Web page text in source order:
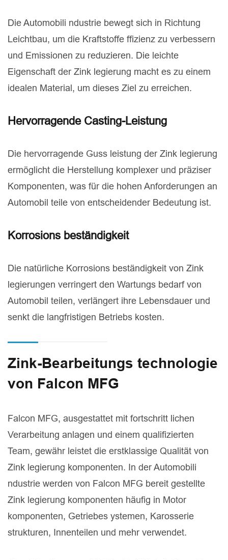
Die Automobili ndustrie bewegt sich in Richtung
Leichtbau, um die Kraftstoffe ffizienz zu verbessern
und Emissionen zu reduzieren. Die leichte
Eigenschaft der Zink legierung macht es zu einem
idealen Material, um dieses Ziel zu erreichen.
Hervorragende Casting-Leistung
Die hervorragende Guss leistung der Zink legierung
ermöglicht die Herstellung komplexer und präziser
Komponenten, was für die hohen Anforderungen an
Automobil teile von entscheidender Bedeutung ist.
Korrosions beständigkeit
Die natürliche Korrosions beständigkeit von Zink
legierungen verringert den Wartungs bedarf von
Automobil teilen, verlängert ihre Lebensdauer und
senkt die langfristigen Betriebs kosten.
Zink-Bearbeitungs technologie
von Falcon MFG
Falcon MFG, ausgestattet mit fortschritt lichen
Verarbeitung anlagen und einem qualifizierten
Team, gewähr leistet die erstklassige Qualität von
Zink legierung komponenten. In der Automobili
ndustrie werden von Falcon MFG bereit gestellte
Zink legierung komponenten häufig in Motor
komponenten, Getriebes ystemen, Karosserie
strukturen, Innenteilen und mehr verwendet.